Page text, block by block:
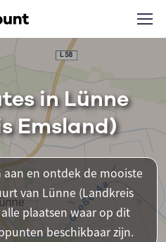
in Lünne
Emsland)
aan en ontdek de mooiste
van Lünne (Landkreis
plaatsen waar op dit
beschikbaar zijn.